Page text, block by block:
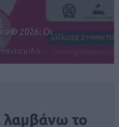
Άνοιγμα ε…
Ρόδο
το